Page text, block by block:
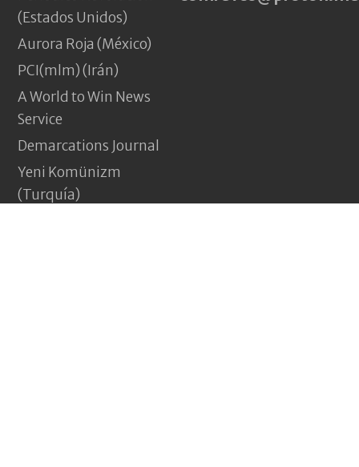
(Estados Unidos)
Aurora Roja (México)
PCI(mlm) (Irán)
A World to Win News
Service
Demarcations Journal
Yeni Komünizm
(Turquía)